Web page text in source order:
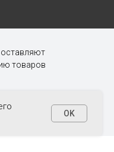
OK
оставляют
товаров